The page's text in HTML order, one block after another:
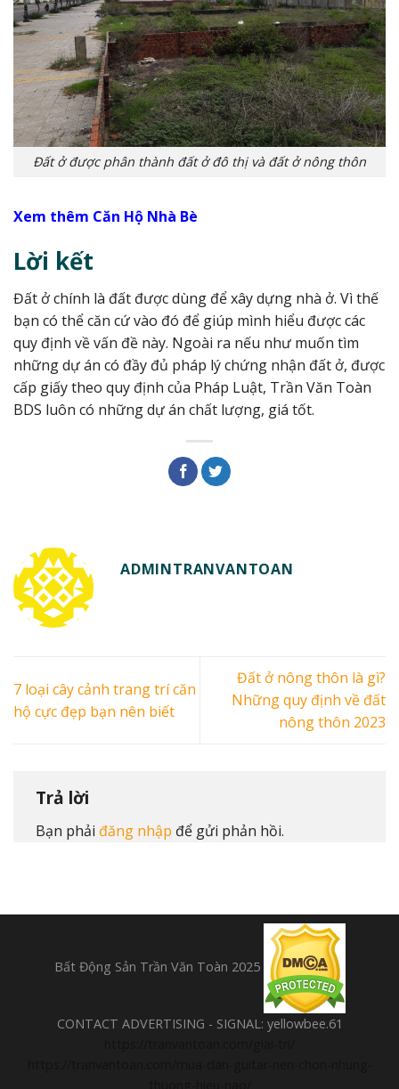
Đất ở được phân thành đất ở đô thị và đất ở nông thôn
Xem thêm Căn Hộ Nhà Bè
Lời kết
Đất ở chính là đất được dùng để xây dựng nhà ở. Vì thế
bạn có thể căn cứ vào đó để giúp mình hiểu được các
quy định về vấn đề này. Ngoài ra nếu như muốn tìm
những dự án có đầy đủ pháp lý chứng nhận đất ở, được
cấp giấy theo quy định của Pháp Luật, Trần Văn Toàn
BDS luôn có những dự án chất lượng, giá tốt.
ADMINTRANVANTOAN
7 loại cây cảnh trang trí căn
hộ cực đẹp bạn nên biết
Đất ở nông thôn là gì?
Những quy định về đất
nông thôn 2023
Trả lời
Bạn phải đăng nhập để gửi phản hồi.
Bất Động Sản Trần Văn Toàn 2025
CONTACT ADVERTISING - SIGNAL: yellowbee.61